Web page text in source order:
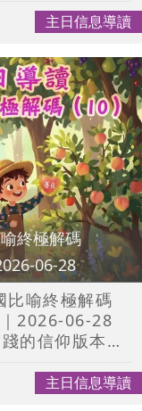
畫 #聖經動畫
大地
終極使命， 我
！ 齊來重
刻儆醒，迎接我
齊輕鬆學習聖
👉👉
（11）》 完
主日信息導讀
終極解碼
06-28
比喻終極解碼
｜2026-06-28
的信仰版本。
的生命道路；
主日信息導讀